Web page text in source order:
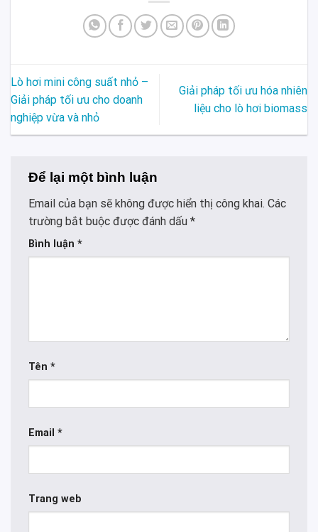
Lò hơi mini công suất nhỏ –
Giải pháp tối ưu cho doanh
nghiệp vừa và nhỏ
Giải pháp tối ưu hóa nhiên
liệu cho lò hơi biomass
Để lại một bình luận
Email của bạn sẽ không được hiển thị công khai. Các
trường bắt buộc được đánh dấu *
Bình luận *
Tên *
Email *
Trang web